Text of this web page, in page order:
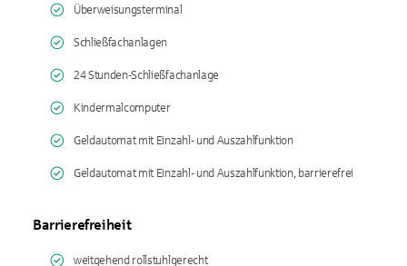
Überweisungsterminal
Schließfachanlagen
24 Stunden-Schließfachanlage
Kindermalcomputer
Geldautomat mit Einzahl- und Auszahlfunktion
Geldautomat mit Einzahl- und Auszahlfunktion, barrierefrei
Barrierefreiheit
weitgehend rollstuhlgerecht